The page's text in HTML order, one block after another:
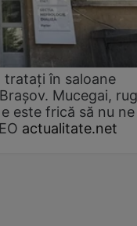
tratați în saloane
Mucegai,
este frică să nu ne
actualitate.net